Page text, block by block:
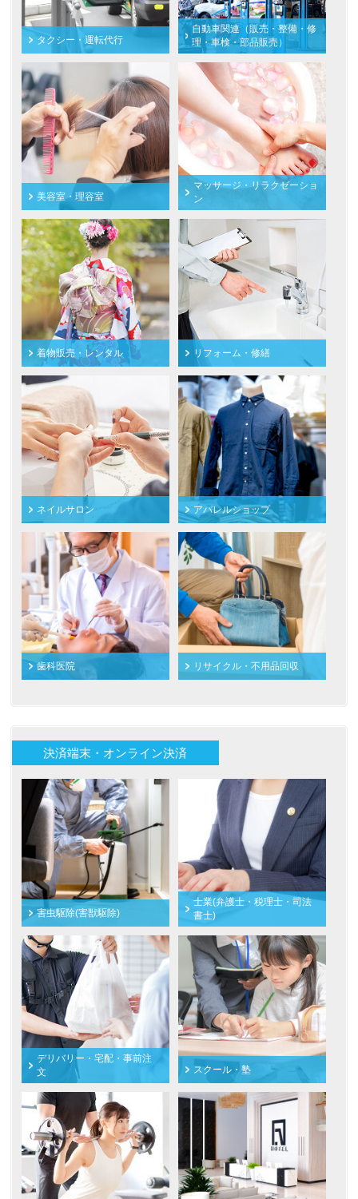
タクシー・運転代行
自動車関連（販売・整備・修
理・車検・部品販売）
美容室・理容室
マッサージ・リラクゼーショ
ン
着物販売・レンタル リフォーム・修繕
ネイルサロン アパレルショップ
歯科医院 リサイクル・不用品回収
決済端末・オンライン決済
害虫駆除(害獣駆除)
士業(弁護士・税理士・司法
書士)
デリバリー・宅配・事前注
文
スクール・塾